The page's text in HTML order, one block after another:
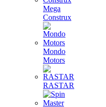
Mega
Construx
Mondo
Motors
RASTAR